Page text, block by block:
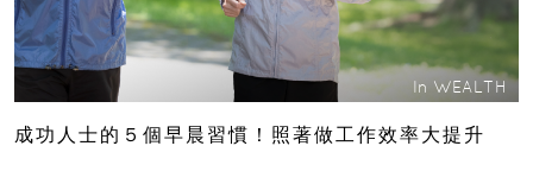
In WEALTH
成功人士的５個早晨習慣！照著做工作效率大提升